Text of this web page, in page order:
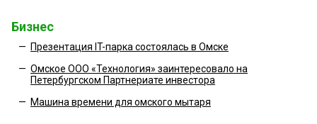
Бизнес
— Презентация IT-парка состоялась в Омске
— Омское ООО «Технология» заинтересовало на
Петербургском Партнериате инвестора
— Машина времени для омского мытаря